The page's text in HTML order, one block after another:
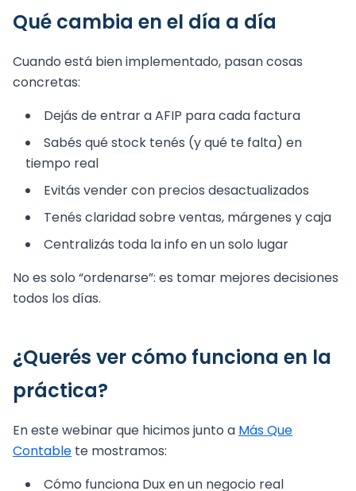
Qué cambia en el día a día
Cuando está bien implementado, pasan cosas
concretas:
Dejás de entrar a AFIP para cada factura
Sabés qué stock tenés (y qué te falta) en
tiempo real
Evitás vender con precios desactualizados
Tenés claridad sobre ventas, márgenes y caja
Centralizás toda la info en un solo lugar
No es solo “ordenarse”: es tomar mejores decisiones
todos los días.
¿Querés ver cómo funciona en la
práctica?
En este webinar que hicimos junto a Más Que
Contable te mostramos:
Cómo funciona Dux en un negocio real